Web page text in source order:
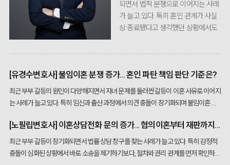
되면서 법적 분쟁으로 이어지는 사례
가 늘고 있다. 특히 혼인 관계가 사실
상 종료됐다고 생각했던 상황에서도
관련 상담이 증가하는 추세다. 법적으
서로에 대한 정조 의무를 부담한다.
따라서 이혼이 성립하기 전까지 제3
자와의 부적절한 관계는 원칙적으로
수 있다. 다만 법원은 단순히 별거 상
지 않고, 혼인 관계가 실제로 파탄에
이르렀는지 여부를 함께 검토한다. 실
[유경수변호사] 불임이혼 분쟁 증가… 혼인 파탄 책임 판단 기준은?
최근 부부 갈등의 원인이 다양해지면서 자녀 문제를 둘러싼 갈등이 이혼 사유로 이어지
는 사례가 늘고 있다. 특히 임신과 출산 과정에서 의견 충돌이 장기화되며 불임이혼 상
유만으로 인정되지는 않는다. 재판상 이혼은 민법이 정한 혼인 파탄 사유가 존재해야
하며, 법원은 혼인 관계가 회복될 수 없는 상태에 이르렀는지를 중심으로 판단한다. 불
임 자체가 곧바로 이혼 사유가 되는 것은 아니지만, 이를 둘러싼 갈등이 혼인 관계를 파
[노필립변호사] 이혼상담전화 문의 증가… 협의이혼부터 재판까지 절...
최근 부부 갈등이 장기화되면서 법률 상담 창구를 찾는 사례가 늘고 있다. 특히 감정적
충돌이 심화된 상황에서 바로 소송을 제기하기보다, 절차와 권리 관계를 먼저 확인하려